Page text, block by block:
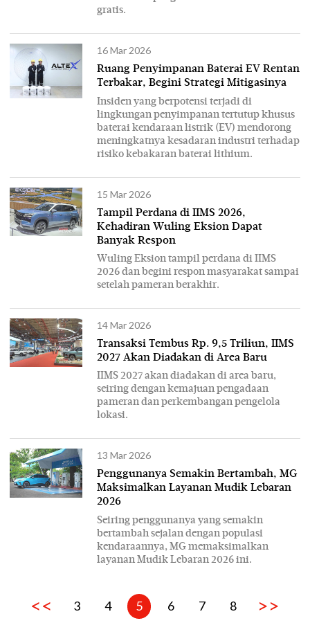
gratis.
16 Mar 2026
Ruang Penyimpanan Baterai EV Rentan
Terbakar, Begini Strategi Mitigasinya
Insiden yang berpotensi terjadi di
lingkungan penyimpanan tertutup khusus
baterai kendaraan listrik (EV) mendorong
meningkatnya kesadaran industri terhadap
risiko kebakaran baterai lithium.
15 Mar 2026
Tampil Perdana di IIMS 2026,
Kehadiran Wuling Eksion Dapat
Banyak Respon
Wuling Eksion tampil perdana di IIMS
2026 dan begini respon masyarakat sampai
setelah pameran berakhir.
14 Mar 2026
Transaksi Tembus Rp. 9,5 Triliun, IIMS
2027 Akan Diadakan di Area Baru
IIMS 2027 akan diadakan di area baru,
seiring dengan kemajuan pengadaan
pameran dan perkembangan pengelola
lokasi.
13 Mar 2026
Penggunanya Semakin Bertambah, MG
Maksimalkan Layanan Mudik Lebaran
2026
Seiring penggunanya yang semakin
bertambah sejalan dengan populasi
kendaraannya, MG memaksimalkan
layanan Mudik Lebaran 2026 ini.
<< 3 4 5 6 7 8 >>